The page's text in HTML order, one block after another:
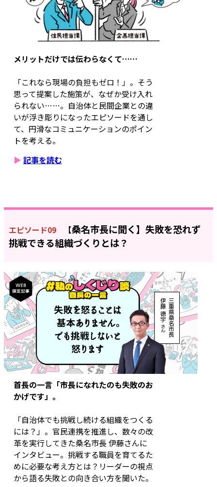
メリットだけでは伝わらなくて……
「これなら現場の負担もゼロ！」。そう
思って提案した施策が、なぜか受け入れ
られない……。自治体と民間企業との違
いが浮き彫りになったエピソードを通し
て、円滑なコミュニケーションのポイン
トを考える。
▶ 記事を読む
エピソード09 【桑名市長に聞く】失敗を恐れず
挑戦できる組織づくりとは？
首長の一言「市長になれたのも失敗のお
かげです」。
「自治体でも挑戦し続ける組織をつくる
には？」。官民連携を推進し、数々の改
革を実行してきた桑名市長 伊藤さんに
インタビュー。挑戦する職員を育てるた
めに必要な考え方とは？リーダーの視点
から語る失敗との向き合い方を聞いた。